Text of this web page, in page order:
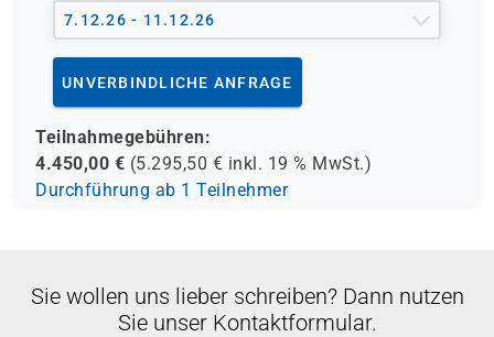
7.12.26 - 11.12.26
UNVERBINDLICHE ANFRAGE
Teilnahmegebühren:
4.450,00 € (5.295,50 € inkl. 19 % MwSt.)
Durchführung ab 1 Teilnehmer
Sie wollen uns lieber schreiben? Dann nutzen
Sie unser Kontaktformular.